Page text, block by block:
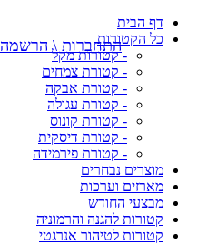
דף הבית
כל הקטורות
- קטורות מקל
- קטורת צמחים
- קטורת אבקה
- קטורת עגולה
- קטורת קונוס
- קטורת דיסקית
- קטורת פירמידה
מוצרים נבחרים
מארזים וערכות
מבצעי החודש
קטורות להגנה והרמוניה
קטורות לטיהור אנרגטי
התחברות \ הרשמה